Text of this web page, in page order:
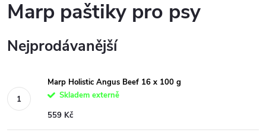
Marp paštiky pro psy
Nejprodávanější
Marp Holistic Angus Beef 16 x 100 g
Skladem externě
559 Kč